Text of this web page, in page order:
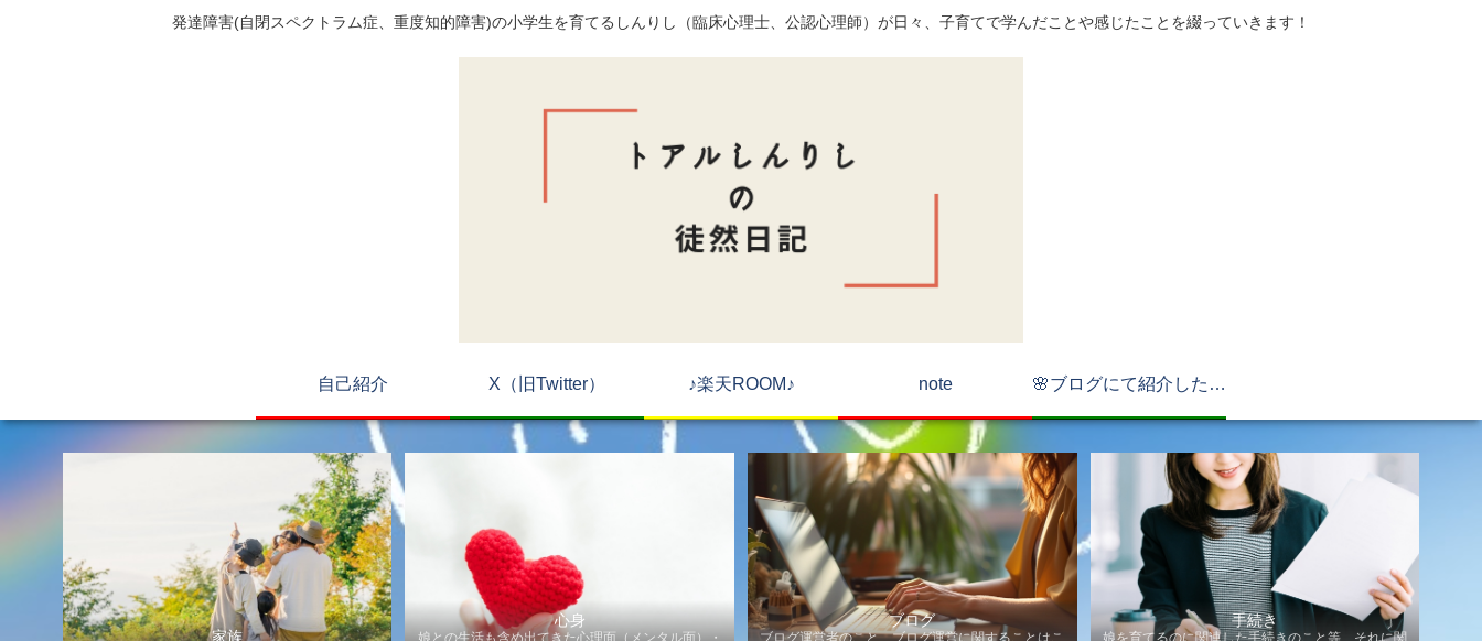
発達障害(自閉スペクトラム症、重度知的障害)の小学生を育てるしんりし（臨床心理士、公認心理師）が日々、子育てで学んだことや感じたことを綴っていきます！
自己紹介 X（旧Twitter） ♪楽天ROOM♪ note 🌸ブログにて紹介したもの🌸
家族
心身
娘との生活も含め出てきた心理面（メンタル面）・
ブログ
ブログ運営者のこと、ブログ運営に関することはこ
手続き
娘を育てるのに関連した手続きのこと等、それに関